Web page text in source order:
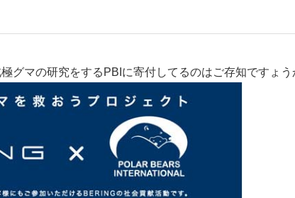
グマの研究をするPBIに寄付してるのはご存知ですょう